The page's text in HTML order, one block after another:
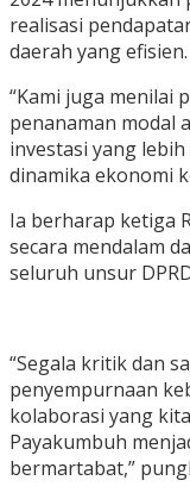
realisasi
daerah yang efisien.
“Kami juga menilai
penanaman modal
investasi yang
dinamika ekonomi
Ia berharap ketiga
secara mendalam
seluruh unsur
“Segala kritik dan
penyempurnaan
kolaborasi yang
Payakumbuh
bermartabat,”